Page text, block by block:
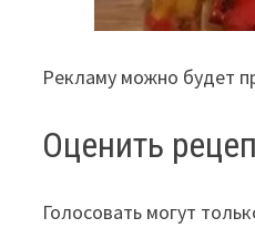
Рекламу можно будет
Оценить
Голосовать могут